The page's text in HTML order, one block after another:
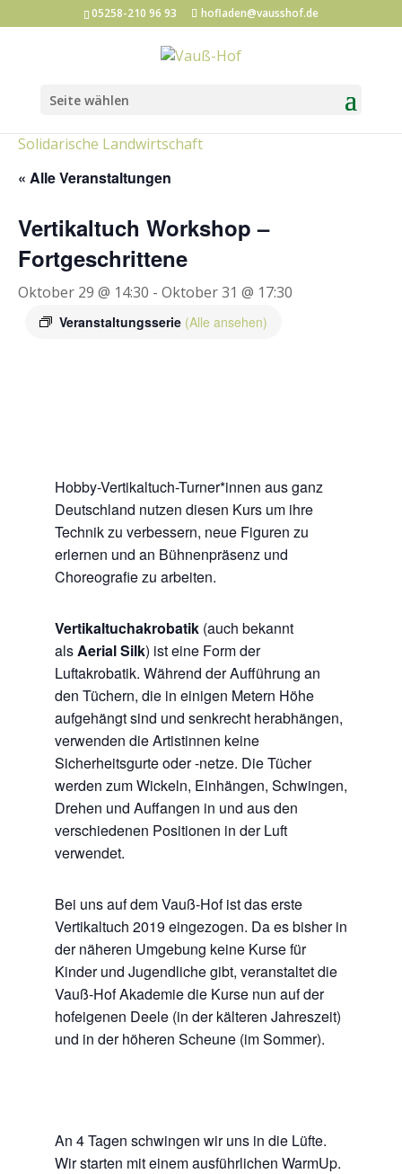
05258-210 96 93 hofladen@vausshof.de
Seite wählen
Solidarische Landwirtschaft
« Alle Veranstaltungen
Vertikaltuch Workshop –
Fortgeschrittene
Oktober 29 @ 14:30 - Oktober 31 @ 17:30
Veranstaltungsserie (Alle ansehen)
Hobby-Vertikaltuch-Turner*innen aus ganz
Deutschland nutzen diesen Kurs um ihre
Technik zu verbessern, neue Figuren zu
erlernen und an Bühnenpräsenz und
Choreografie zu arbeiten.
Vertikaltuchakrobatik(auch bekannt
alsAerial Silk) ist eine Form der
Luftakrobatik. Während der Aufführung an
den Tüchern, die in einigen Metern Höhe
aufgehängt sind und senkrecht herabhängen,
verwenden die Artistinnen keine
Sicherheitsgurte oder -netze. Die Tücher
werden zum Wickeln, Einhängen, Schwingen,
Drehen und Auffangen in und aus den
verschiedenen Positionen in der Luft
verwendet.
Bei uns auf dem Vauß-Hof ist das erste
Vertikaltuch 2019 eingezogen. Da es bisher in
der näheren Umgebung keine Kurse für
Kinder und Jugendliche gibt, veranstaltet die
Vauß-Hof Akademie die Kurse nun auf der
hofeigenen Deele (in der kälteren Jahreszeit)
und in der höheren Scheune (im Sommer).
An 4 Tagen schwingen wir uns in die Lüfte.
Wir starten mit einem ausführlichen WarmUp.